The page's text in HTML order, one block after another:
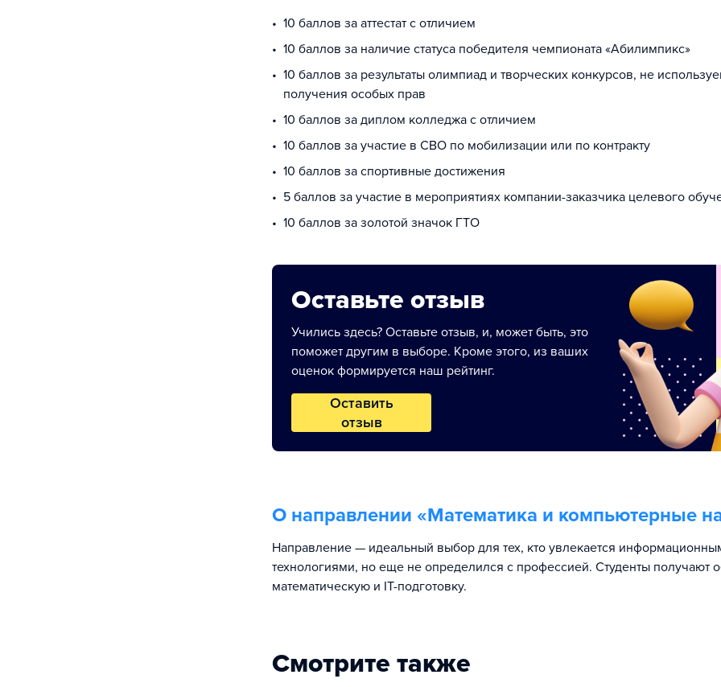
10 баллов за аттестат с отличием
10 баллов за наличие статуса победителя чемпионата «Абилимпикс»
10 баллов за результаты олимпиад и творческих конкурсов, не
получения особых прав
10 баллов за диплом колледжа с отличием
10 баллов за участие в СВО по мобилизации или по контракту
10 баллов за спортивные достижения
5 баллов за участие в мероприятиях компании-заказчика целевого
10 баллов за золотой значок ГТО
Оставьте отзыв
Учились здесь? Оставьте отзыв, и, может быть, это
поможет другим в выборе. Кроме этого, из ваших
оценок формируется наш рейтинг.
Оставить
отзыв
О направлении «Математика и компьютерные
Направление — идеальный выбор для тех, кто увлекается
технологиями, но еще не определился с профессией. Студенты получают
математическую и IT-подготовку.
Смотрите также